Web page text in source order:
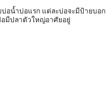
บ่อน้ำบ่อแรก แต่ละบ่อจะมีป้ายบอก
อมีปลาตัวใหญ่อาศัยอยู่